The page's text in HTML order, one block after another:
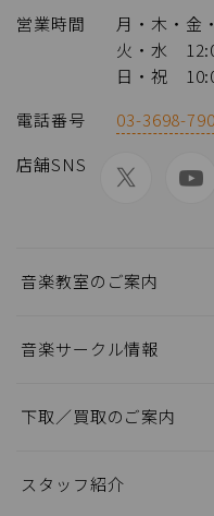
営業時間
月・木・
火・水
日・祝
電話番号
03-3698-
店舗SNS
音楽教室のご案内
音楽サークル情報
下取／買取のご案内
スタッフ紹介